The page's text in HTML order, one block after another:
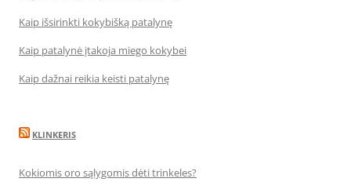
Kaip išsirinkti kokybišką patalynę
Kaip patalynė įtakoja miego kokybei
Kaip dažnai reikia keisti patalynę
KLINKERIS
Kokiomis oro sąlygomis dėti trinkeles?